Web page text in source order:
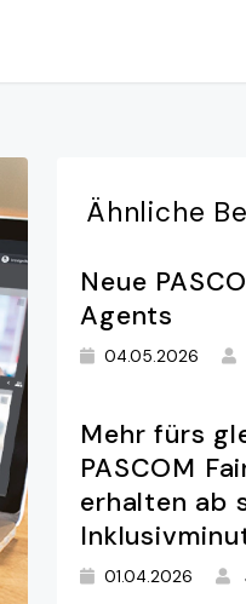
Ähnliche
Neue
Agents
04.05.2026
Mehr fürs
PASCOM
erhalten ab
01.04.2026